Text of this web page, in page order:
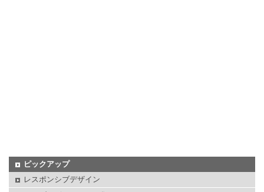
ピックアップ
レスポンシブデザイン